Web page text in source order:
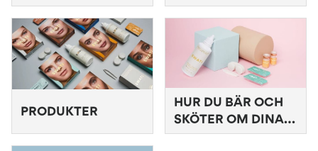
OCH
GARANTIPOLICY
PRODUKTER
HUR DU BÄR OCH
SKÖTER OM DINA
SWATI-LINSER